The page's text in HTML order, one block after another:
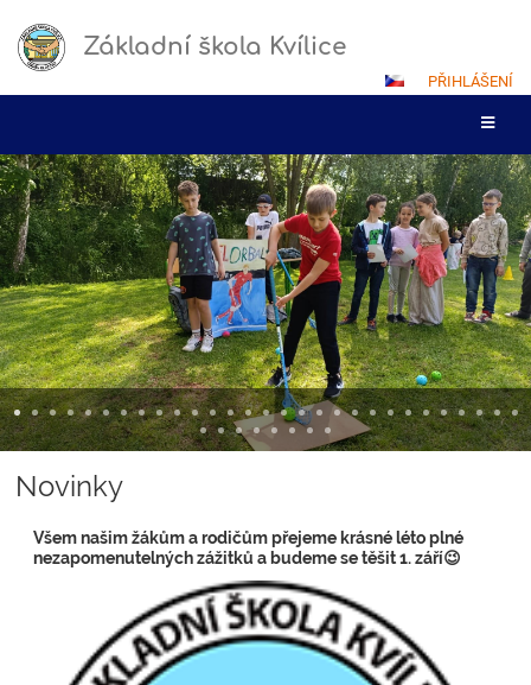
Základní škola Kvílice
PŘIHLÁŠENÍ
Hlavní
stránka
Novinky
Všem našim žákům a rodičům přejeme krásné léto plné
nezapomenutelných zážitků a budeme se těšit 1. září😉